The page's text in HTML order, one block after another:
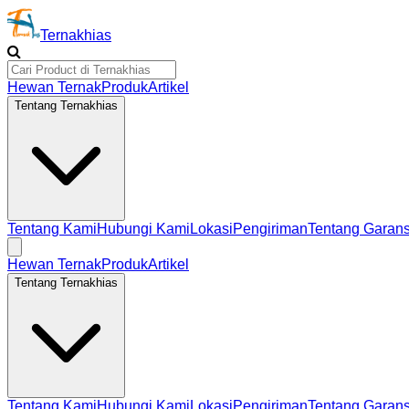
Ternakhias
Hewan TernakProdukArtikel
Tentang Ternakhias
Tentang KamiHubungi Kami LokasiPengirimanTentang
Hewan TernakProdukArtikel
Tentang Ternakhias
Tentang KamiHubungi Kami LokasiPengirimanTentang